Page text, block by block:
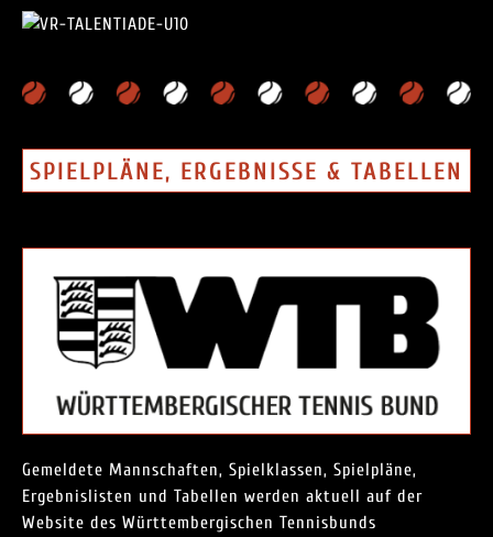
SPIELPLÄNE, ERGEBNISSE & TABELLEN
Gemeldete Mannschaften, Spielklassen, Spielpläne,
Ergebnislisten und Tabellen werden aktuell auf der
Website des Württembergischen Tennisbunds